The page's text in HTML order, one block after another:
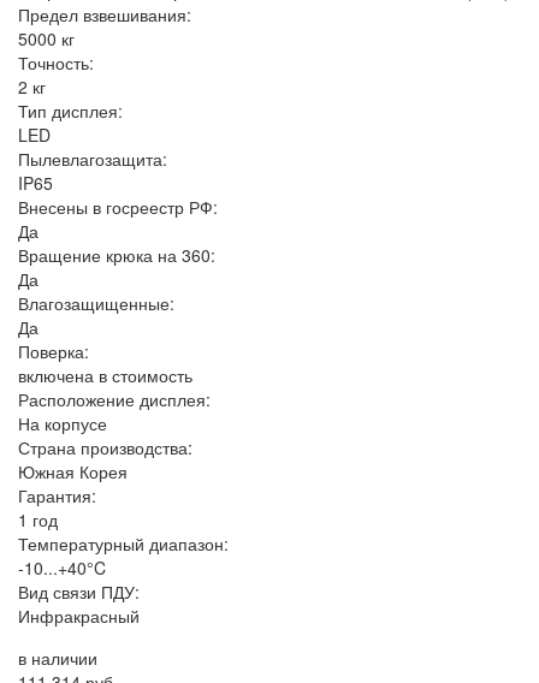
Предел взвешивания:
5000 кг
Точность:
2 кг
Тип дисплея:
LED
Пылевлагозащита:
IP65
Внесены в госреестр РФ:
Да
Вращение крюка на 360:
Да
Влагозащищенные:
Да
Поверка:
включена в стоимость
Расположение дисплея:
На корпусе
Страна производства:
Южная Корея
Гарантия:
1 год
Температурный диапазон:
-10...+40°C
Вид связи ПДУ:
Инфракрасный
в наличии